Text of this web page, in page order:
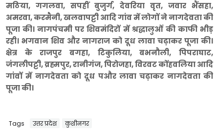
मठिया, गगलवा, सपहीं बुजुर्ग, देवरिया वृत, जवार भैंसहा,
अमरवा, करमैनी, खलवापट्टी आदि गांव में लोगों ने नागदेवता की
पूजा की। नागपंचमी पर शिवमंदिरों में श्रद्धालुओं की काफी भीड़
रही। भगवान शिव और नागराज को दूध लावा चढ़ाकर पूजा की।
क्षेत्र के राजपुर बगहा, टिकुलिया, बभनौली, पिपराघाट,
जंगलीपट्टी, व्रह्मपुर, रानीगंज, पिरोजहा, विरवट कोंहवलिया आदि
गांवों में नागदेवता को दूध पऔर लावा चढ़ाकर नागदेवता की
पूजा की।
Tags उत्तर प्रदेश कुशीनगर